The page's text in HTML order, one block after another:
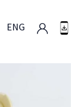
ENG